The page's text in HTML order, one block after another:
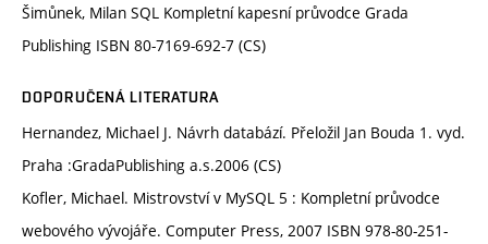
Šimůnek, Milan SQL Kompletní kapesní průvodce Grada
Publishing ISBN 80-7169-692-7 (CS)
DOPORUČENÁ LITERATURA
Hernandez, Michael J. Návrh databází. Přeložil Jan Bouda 1. vyd.
Praha :GradaPublishing a.s.2006 (CS)
Kofler, Michael. Mistrovství v MySQL 5 : Kompletní průvodce
webového vývojáře. Computer Press, 2007 ISBN 978-80-251-